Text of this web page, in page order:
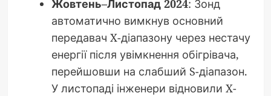
Жовтень–Листопад 2024: Зонд
автоматично вимкнув основний
передавач X-діапазону через нестачу
енергії після увімкнення обігрівача,
перейшовши на слабший S-діапазон.
У листопаді інженери відновили X-